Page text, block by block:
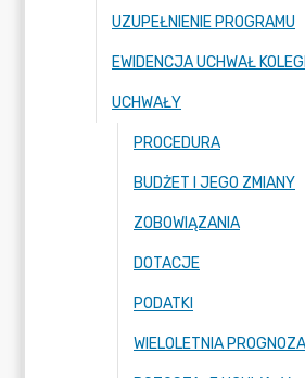
UZUPEŁNIENIE PROGRAMU
UCHWAŁY
PROCEDURA
BUDŻET I JEGO ZMIANY
ZOBOWIĄZANIA
DOTACJE
PODATKI